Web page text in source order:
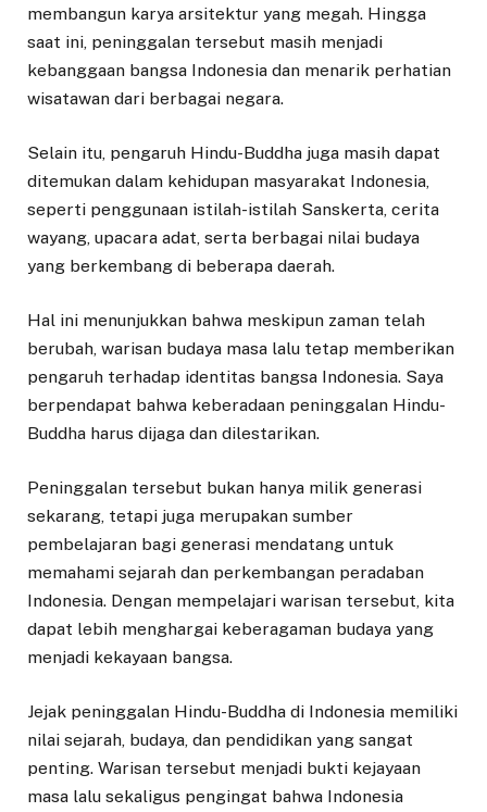
membangun karya arsitektur yang megah. Hingga
saat ini, peninggalan tersebut masih menjadi
kebanggaan bangsa Indonesia dan menarik perhatian
wisatawan dari berbagai negara.
Selain itu, pengaruh Hindu-Buddha juga masih dapat
ditemukan dalam kehidupan masyarakat Indonesia,
seperti penggunaan istilah-istilah Sanskerta, cerita
wayang, upacara adat, serta berbagai nilai budaya
yang berkembang di beberapa daerah.
Hal ini menunjukkan bahwa meskipun zaman telah
berubah, warisan budaya masa lalu tetap memberikan
pengaruh terhadap identitas bangsa Indonesia. Saya
berpendapat bahwa keberadaan peninggalan Hindu-
Buddha harus dijaga dan dilestarikan.
Peninggalan tersebut bukan hanya milik generasi
sekarang, tetapi juga merupakan sumber
pembelajaran bagi generasi mendatang untuk
memahami sejarah dan perkembangan peradaban
Indonesia. Dengan mempelajari warisan tersebut, kita
dapat lebih menghargai keberagaman budaya yang
menjadi kekayaan bangsa.
Jejak peninggalan Hindu-Buddha di Indonesia memiliki
nilai sejarah, budaya, dan pendidikan yang sangat
penting. Warisan tersebut menjadi bukti kejayaan
masa lalu sekaligus pengingat bahwa Indonesia